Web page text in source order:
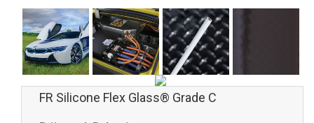
FR Silicone Flex Glass® Grade C